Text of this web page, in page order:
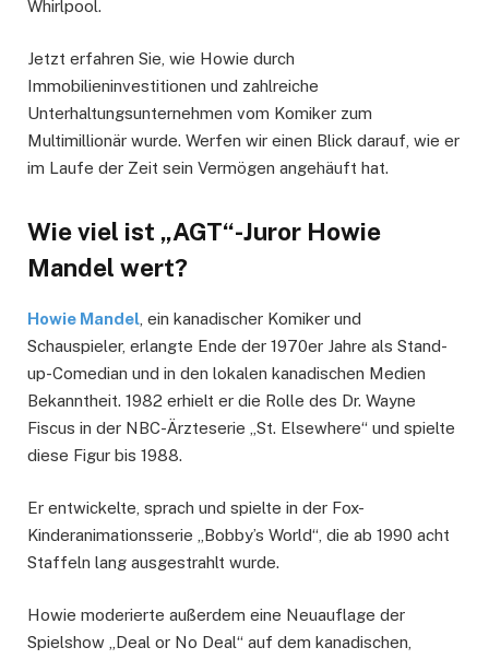
Whirlpool.
Jetzt erfahren Sie, wie Howie durch
Immobilieninvestitionen und zahlreiche
Unterhaltungsunternehmen vom Komiker zum
Multimillionär wurde. Werfen wir einen Blick darauf, wie er
im Laufe der Zeit sein Vermögen angehäuft hat.
Wie viel ist „AGT“-Juror Howie
Mandel wert?
Howie Mandel , ein kanadischer Komiker und
Schauspieler, erlangte Ende der 1970er Jahre als Stand-
up-Comedian und in den lokalen kanadischen Medien
Bekanntheit. 1982 erhielt er die Rolle des Dr. Wayne
Fiscus in der NBC-Ärzteserie „St. Elsewhere“ und spielte
diese Figur bis 1988.
Er entwickelte, sprach und spielte in der Fox-
Kinderanimationsserie „Bobby’s World“, die ab 1990 acht
Staffeln lang ausgestrahlt wurde.
Howie moderierte außerdem eine Neuauflage der
Spielshow „Deal or No Deal“ auf dem kanadischen,